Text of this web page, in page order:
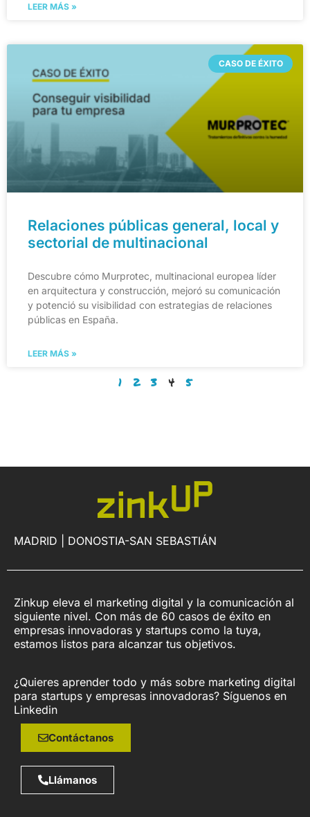
LEER MÁS »
CASO DE ÉXITO
Relaciones públicas general, local y
sectorial de multinacional
Descubre cómo Murprotec, multinacional europea líder
en arquitectura y construcción, mejoró su comunicación
y potenció su visibilidad con estrategias de relaciones
públicas en España.
LEER MÁS »
1 2 3 4 5
MADRID | DONOSTIA-SAN SEBASTIÁN
Zinkup eleva el marketing digital y la comunicación al
siguiente nivel. Con más de 60 casos de éxito en
empresas innovadoras y startups como la tuya,
estamos listos para alcanzar tus objetivos.
¿Quieres aprender todo y más sobre marketing digital
para startups y empresas innovadoras? Síguenos en
Linkedin
Contáctanos
Llámanos